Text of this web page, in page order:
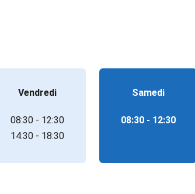
Vendredi
08:30 - 12:30
14:30 - 18:30
Samedi
08:30 - 12:30